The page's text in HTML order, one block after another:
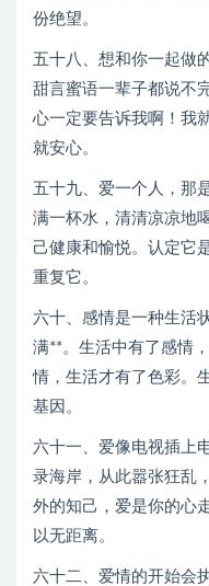
份绝望。
五十八、想和你一起做
甜言蜜语一辈子都说不
心一定要告诉我啊！我
就安心。
五十九、爱一个人，那
满一杯水，清清凉凉地
己健康和愉悦。认定它
重复它。
六十、感情是一种生活
满**。生活中有了感情
情，生活才有了色彩。
基因。
六十一、爱像电视插上
录海岸，从此嚣张狂乱
外的知己，爱是你的心
以无距离。
六十二、爱情的开始会